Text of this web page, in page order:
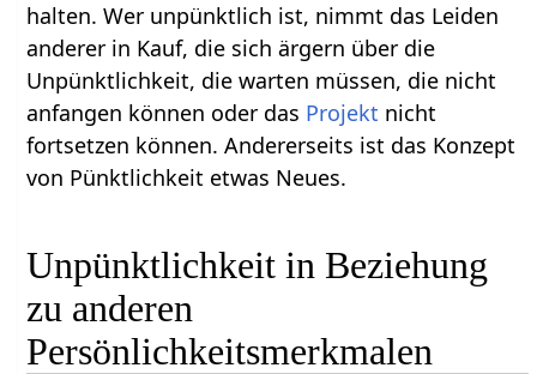
halten. Wer unpünktlich ist, nimmt das Leiden
anderer in Kauf, die sich ärgern über die
Unpünktlichkeit, die warten müssen, die nicht
anfangen können oder das Projekt nicht
fortsetzen können. Andererseits ist das Konzept
von Pünktlichkeit etwas Neues.
Unpünktlichkeit in Beziehung
zu anderen
Persönlichkeitsmerkmalen